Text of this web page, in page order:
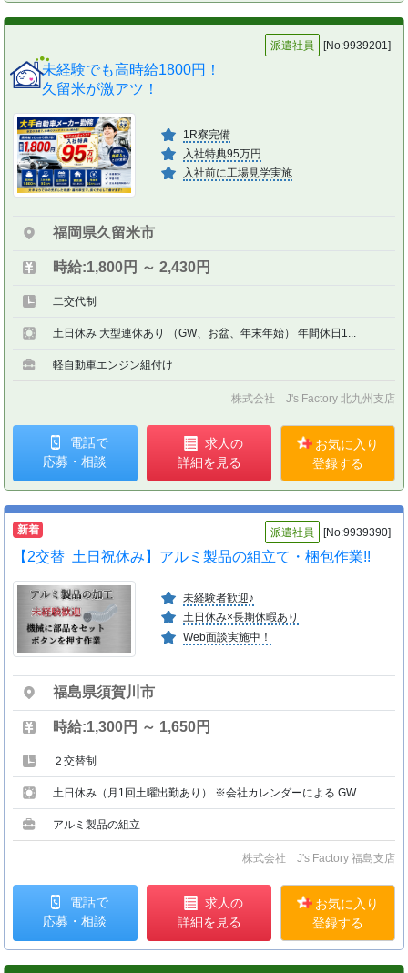
派遣社員 [No:9939201]
未経験でも高時給1800円！
久留米が激アツ！
1R寮完備
入社特典95万円
入社前に工場見学実施
福岡県久留米市
時給:1,800円 ～ 2,430円
二交代制
土日休み 大型連休あり （GW、お盆、年末年始） 年間休日1...
軽自動車エンジン組付け
株式会社 J's Factory 北九州支店
電話で
応募・相談
求人の
詳細を見る
お気に入り
登録する
新着 派遣社員 [No:9939390]
【2交替 土日祝休み】アルミ製品の組立て・梱包作業!!
未経験者歓迎♪
土日休み×長期休暇あり
Web面談実施中！
福島県須賀川市
時給:1,300円 ～ 1,650円
２交替制
土日休み（月1回土曜出勤あり） ※会社カレンダーによる GW...
アルミ製品の組立
株式会社 J's Factory 福島支店
電話で
応募・相談
求人の
詳細を見る
お気に入り
登録する